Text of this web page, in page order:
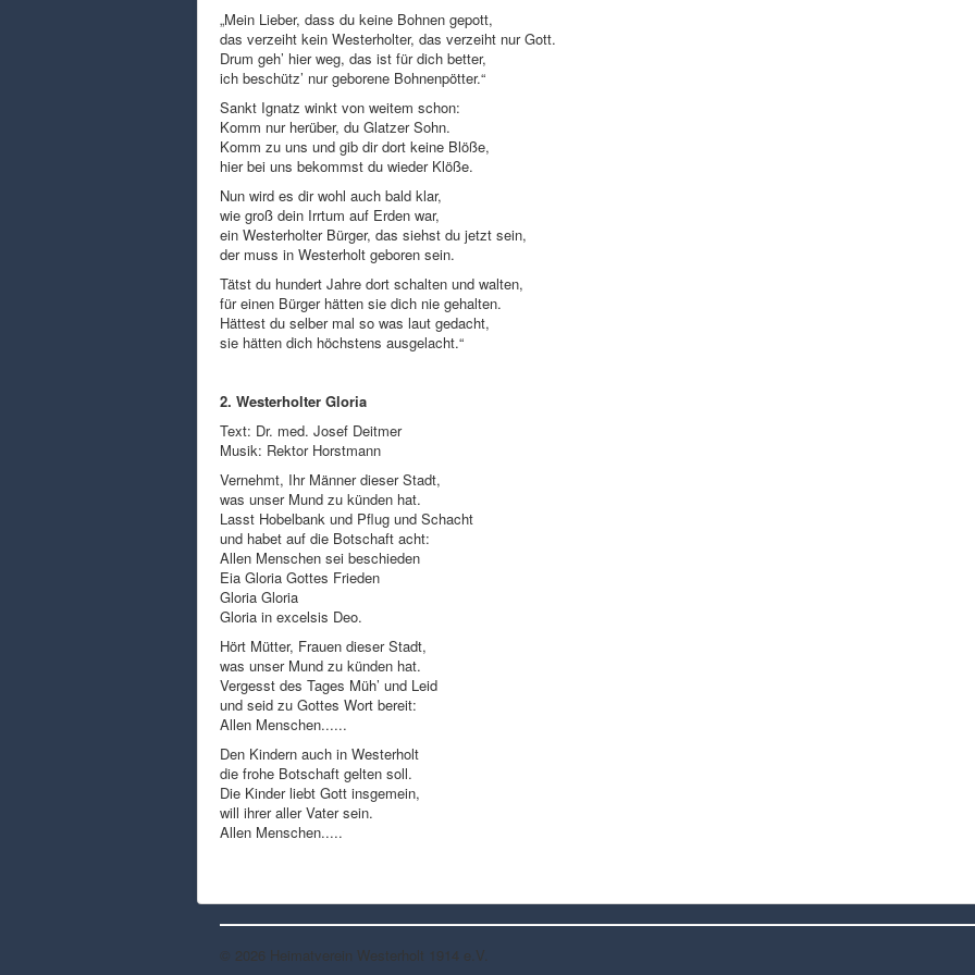
„Mein Lieber, dass du keine Bohnen gepott,
das verzeiht kein Westerholter, das verzeiht nur Gott.
Drum geh’ hier weg, das ist für dich better,
ich beschütz’ nur geborene Bohnenpötter.“
Sankt Ignatz winkt von weitem schon:
Komm nur herüber, du Glatzer Sohn.
Komm zu uns und gib dir dort keine Blöße,
hier bei uns bekommst du wieder Klöße.
Nun wird es dir wohl auch bald klar,
wie groß dein Irrtum auf Erden war,
ein Westerholter Bürger, das siehst du jetzt sein,
der muss in Westerholt geboren sein.
Tätst du hundert Jahre dort schalten und walten,
für einen Bürger hätten sie dich nie gehalten.
Hättest du selber mal so was laut gedacht,
sie hätten dich höchstens ausgelacht.“
2. Westerholter Gloria
Text: Dr. med. Josef Deitmer
Musik: Rektor Horstmann
Vernehmt, Ihr Männer dieser Stadt,
was unser Mund zu künden hat.
Lasst Hobelbank und Pflug und Schacht
und habet auf die Botschaft acht:
Allen Menschen sei beschieden
Eia Gloria Gottes Frieden
Gloria Gloria
Gloria in excelsis Deo.
Hört Mütter, Frauen dieser Stadt,
was unser Mund zu künden hat.
Vergesst des Tages Müh’ und Leid
und seid zu Gottes Wort bereit:
Allen Menschen......
Den Kindern auch in Westerholt
die frohe Botschaft gelten soll.
Die Kinder liebt Gott insgemein,
will ihrer aller Vater sein.
Allen Menschen.....
© 2026 Heimatverein Westerholt 1914 e.V.